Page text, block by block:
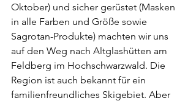
Oktober) und sicher gerüstet (Masken
in alle Farben und Größe sowie
Sagrotan-Produkte) machten wir uns
auf den Weg nach Altglashütten am
Feldberg im Hochschwarzwald. Die
Region ist auch bekannt für ein
familienfreundliches Skigebiet. Aber